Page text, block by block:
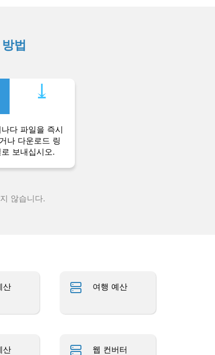
법
⤓︎
다 파일을 즉시
나 다운로드 링
보내십시오.
않습니다.
산 여행 예산
산 웹 컨버터